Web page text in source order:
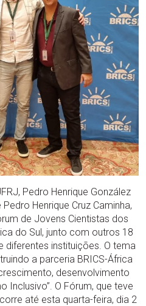
Pedro Henrique González
Henrique Cruz Caminha,
de Jovens Cientistas dos
do Sul, junto com outros 18
diferentes instituições. O tema
a parceria BRICS-África
desenvolvimento
Inclusivo”. O Fórum, que teve
até esta quarta-feira, dia 2